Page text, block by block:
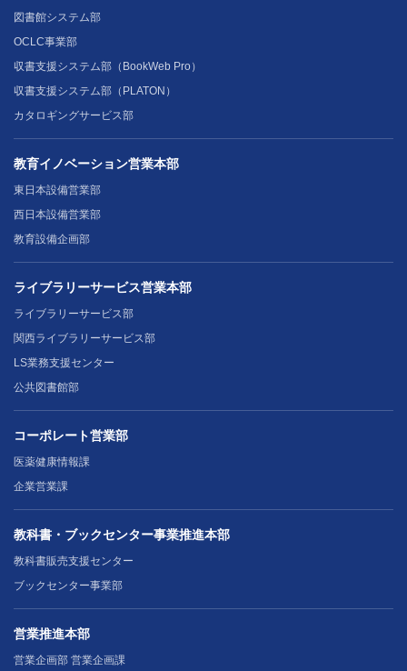
図書館システム部
OCLC事業部
収書支援システム部（BookWeb Pro）
収書支援システム部（PLATON）
カタロギングサービス部
教育イノベーション営業本部
東日本設備営業部
西日本設備営業部
教育設備企画部
ライブラリーサービス営業本部
ライブラリーサービス部
関西ライブラリーサービス部
LS業務支援センター
公共図書館部
コーポレート営業部
医薬健康情報課
企業営業課
教科書・ブックセンター事業推進本部
教科書販売支援センター
ブックセンター事業部
営業推進本部
営業企画部 営業企画課